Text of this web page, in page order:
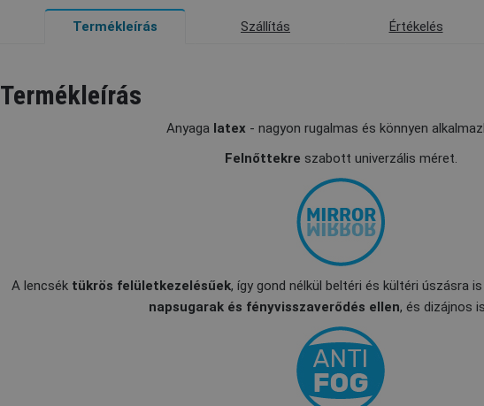
Termékleírás Szállítás Értékelés
Termékleírás
Anyaga latex- nagyon rugalmas és könnyen
Felnőttekre szabott univerzális méret.
A lencsék tükrös felületkezelésűek, így gond nélkül beltéri és kültéri úszásra
napsugarak és fényvisszaverődés ellen, és dizájnos